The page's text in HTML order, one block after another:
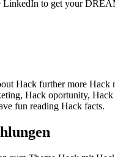
LinkedIn to get your
Hack further more Hack
Hack oportunity,
fun reading Hack facts.